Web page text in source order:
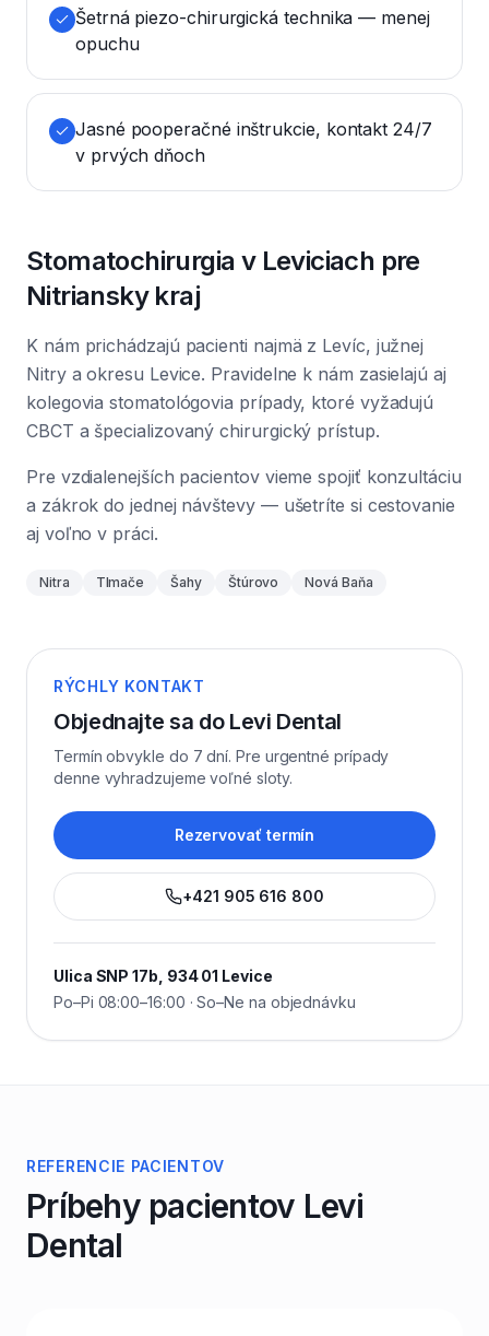
Šetrná piezo-chirurgická technika — menej
opuchu
Jasné pooperačné inštrukcie, kontakt 24/7
v prvých dňoch
Stomatochirurgia v Leviciach pre
Nitriansky kraj
K nám prichádzajú pacienti najmä z Levíc, južnej
Nitry a okresu Levice. Pravidelne k nám zasielajú aj
kolegovia stomatológovia prípady, ktoré vyžadujú
CBCT a špecializovaný chirurgický prístup.
Pre vzdialenejších pacientov vieme spojiť konzultáciu
a zákrok do jednej návštevy — ušetríte si cestovanie
aj voľno v práci.
Nitra Tlmače Šahy Štúrovo Nová Baňa
RÝCHLY KONTAKT
Objednajte sa do Levi Dental
Termín obvykle do 7 dní. Pre urgentné prípady
denne vyhradzujeme voľné sloty.
Rezervovať termín
+421 905 616 800
Ulica SNP 17b, 934 01 Levice
Po–Pi 08:00–16:00 · So–Ne na objednávku
REFERENCIE PACIENTOV
Príbehy pacientov Levi
Dental